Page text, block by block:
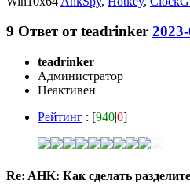
9 Ответ отteadrinker
teadrinker
Администратор
Неактивен
Рейтинг : [940|0]
Re: AHK: Как сделать